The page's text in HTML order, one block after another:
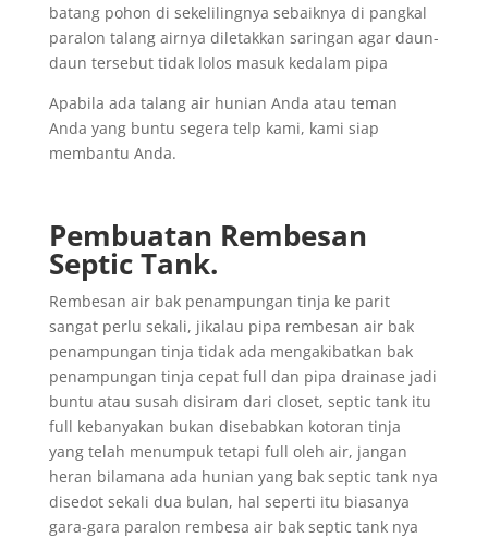
batang pohon di sekelilingnya sebaiknya di pangkal
paralon talang airnya diletakkan saringan agar daun-
daun tersebut tidak lolos masuk kedalam pipa
Apabila ada talang air hunian Anda atau teman
Anda yang buntu segera telp kami, kami siap
membantu Anda.
Pembuatan Rembesan
Septic Tank.
Rembesan air bak penampungan tinja ke parit
sangat perlu sekali, jikalau pipa rembesan air bak
penampungan tinja tidak ada mengakibatkan bak
penampungan tinja cepat full dan pipa drainase jadi
buntu atau susah disiram dari closet, septic tank itu
full kebanyakan bukan disebabkan kotoran tinja
yang telah menumpuk tetapi full oleh air, jangan
heran bilamana ada hunian yang bak septic tank nya
disedot sekali dua bulan, hal seperti itu biasanya
gara-gara paralon rembesa air bak septic tank nya